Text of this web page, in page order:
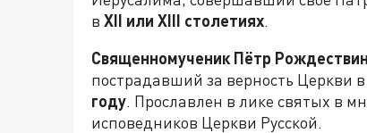
в XII или XIII столетиях.
Священномученик Пётр
пострадавший за верность Церкви
году. Прославлен в лике святых в
исповедников Церкви Русской.